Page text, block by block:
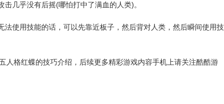
几乎没有后摇(哪怕打中了满血的人类)。
法使用技能的话，可以先靠近板子，然后背对人类，然后瞬间使用技
人格红蝶的技巧介绍，后续更多精彩游戏内容手机上请关注酷酷游